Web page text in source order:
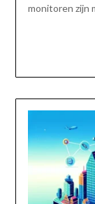
monitoren zijn